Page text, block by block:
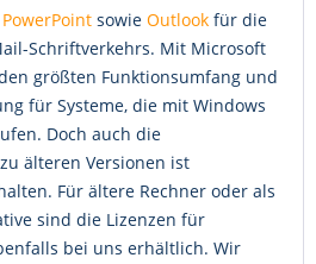
PowerPoint sowie Outlook für die
Schriftverkehrs. Mit Microsoft
größten Funktionsumfang und
für Systeme, die mit Windows
Doch auch die
älteren Versionen ist
Für ältere Rechner oder als
sind die Lizenzen für
bei uns erhältlich. Wir